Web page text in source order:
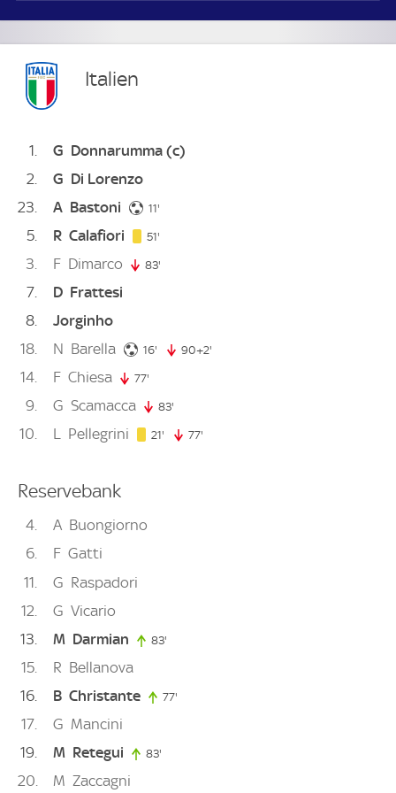
Italien
1 G Donnarumma (c)
2
G Di Lorenzo
23
A Bastoni 11'
5 R Calafiori 51'
3 F Dimarco 83'
7 D Frattesi
8
Jorginho
18
N Barella 16' 16. minute
90+2'
14 F Chiesa 77'
9 G Scamacca 83'
10 L Pellegrini 21' 21. minute
77'
Reservebank
4 A Buongiorno
6
F Gatti
11
G Raspadori
12
G Vicario
13
M Darmian 83'
15 R Bellanova
16
B Christante 77'
17 G Mancini
19
M Retegui 83'
20 M Zaccagni